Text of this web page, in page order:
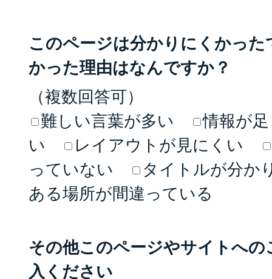
このページは分かりにくかっ
かった理由はなんですか？
（複数回答可）
難しい言葉が多い
情報が
い
レイアウトが見にくい
っていない
タイトルが分か
ある場所が間違っている
その他このページやサイトへ
入ください